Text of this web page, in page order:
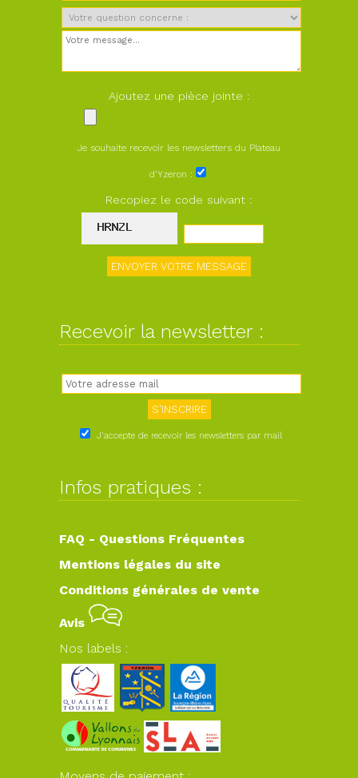
Ajoutez une pièce jointe :
Je souhaite recevoir les newsletters du Plateau
d'Yzeron :
Recopiez le code suivant :
Recevoir la newsletter :
J'accepte de recevoir les newsletters par mail
Infos pratiques :
FAQ - Questions Fréquentes
Mentions légales du site
Conditions générales de vente
Avis
Nos labels :